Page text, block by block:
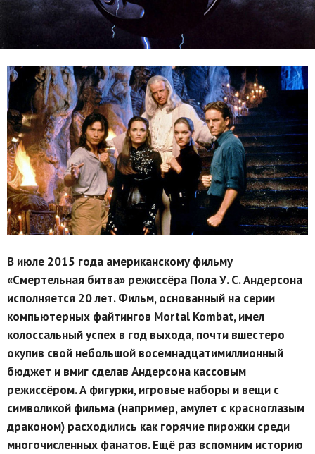
В июле 2015 года американскому фильму
«Смертельная битва» режиссёра Пола У. С. Андерсона
исполняется 20 лет. Фильм, основанный на серии
компьютерных файтингов Mortal Kombat, имел
колоссальный успех в год выхода, почти вшестеро
окупив свой небольшой восемнадцатимиллионный
бюджет и вмиг сделав Андерсона кассовым
режиссёром. А фигурки, игровые наборы и вещи с
символикой фильма (например, амулет с красноглазым
драконом) расходились как горячие пирожки среди
многочисленных фанатов. Ещё раз вспомним историю